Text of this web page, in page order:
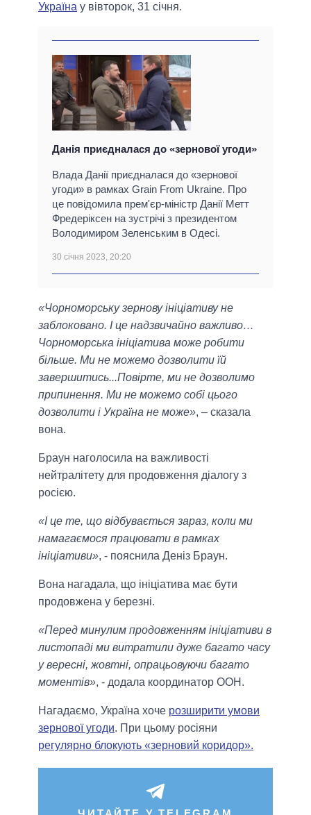
Україна у вівторок, 31 січня.
Данія приєдналася до «зернової угоди»
Влада Данії приєдналася до «зернової
угоди» в рамках Grain From Ukraine. Про
це повідомила прем'єр-міністр Данії Метт
Фредеріксен на зустрічі з президентом
Володимиром Зеленським в Одесі.
30 січня 2023, 20:20
«Чорноморську зернову ініціативу не
заблоковано. І це надзвичайно важливо…
Чорноморська ініціатива може робити
більше. Ми не можемо дозволити їй
завершитись...Повірте, ми не дозволимо
припинення. Ми не можемо собі цього
дозволити і Україна не може», – сказала
вона.
Браун наголосила на важливості
нейтралітету для продовження діалогу з
росією.
«І це те, що відбувається зараз, коли ми
намагаємося працювати в рамках
ініціативи», - пояснила Деніз Браун.
Вона нагадала, що ініціатива має бути
продовжена у березні.
«Перед минулим продовженням ініціативи в
листопаді ми витратили дуже багато часу
у вересні, жовтні, опрацьовуючи багато
моментів», - додала координатор ООН.
Нагадаємо, Україна хоче розширити умови
зернової угоди. При цьому росіяни
регулярно блокують «зерновий коридор».